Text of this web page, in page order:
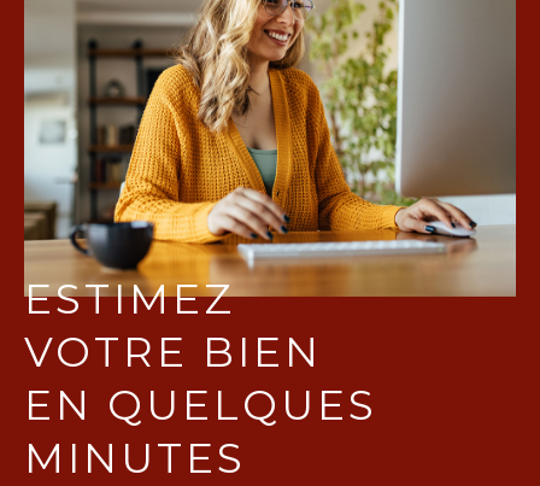
ESTIMEZ
VOTRE BIEN
EN QUELQUES
MINUTES